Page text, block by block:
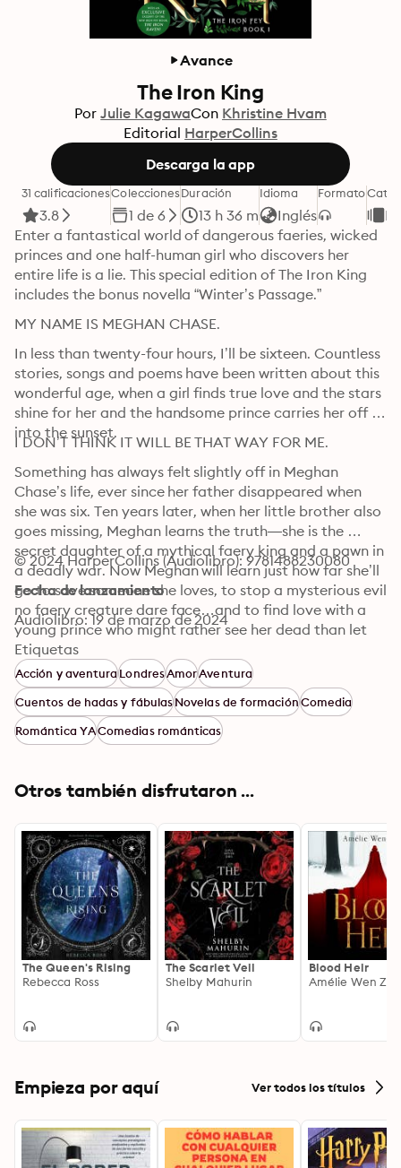
Avance
The Iron King
Por Julie KagawaCon Khristine Hvam
Editorial HarperCollins
Descarga la app
31 calificaciones
3.8
Colecciones
1 de 6
Duración
13 h 36 m
Idioma
Inglés
Formato
Enter a fantastical world of dangerous faeries, wicked
princes and one half-human girl who discovers her
entire life is a lie. This special edition of The Iron King
includes the bonus novella “Winter’s Passage.”
MY NAME IS MEGHAN CHASE.
In less than twenty-four hours, I’ll be sixteen. Countless
stories, songs and poems have been written about this
wonderful age, when a girl finds true love and the stars
shine for her and the handsome prince carries her off
into the sunset.
I DON’T THINK IT WILL BE THAT WAY FOR ME.
Something has always felt slightly off in Meghan
Chase’s life, ever since her father disappeared when
she was six. Ten years later, when her little brother also
goes missing, Meghan learns the truth—she is the
secret daughter of a mythical faery king and a pawn in
a deadly war. Now Meghan will learn just how far she’ll
go to save someone she loves, to stop a mysterious evil
no faery creature dare face…and to find love with a
young prince who might rather see her dead than let
her touch his icy heart.
© 2024 HarperCollins (Audiolibro): 9781488230080
Fecha de lanzamiento
Audiolibro: 19 de marzo de 2024
Etiquetas
Acción y aventuraLondresAmorAventura
Cuentos de hadas y fábulasNovelas de formaciónComedia
Romántica YAComedias románticas
Otros también disfrutaron ...
The Queen's Rising
Rebecca Ross
The Scarlet Veil
Shelby Mahurin
Blood Heir
Amélie Wen
Empieza por aquí Ver todos los títulos